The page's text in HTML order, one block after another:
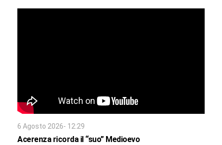
6 Agosto 2026- 12:29
Acerenza ricorda il “suo” Medioevo